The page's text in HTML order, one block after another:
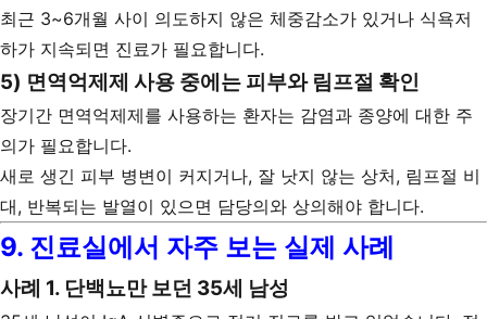
최근 3~6개월 사이 의도하지 않은 체중감소가 있거나 식욕저
하가 지속되면 진료가 필요합니다.
5) 면역억제제 사용 중에는 피부와 림프절 확인
장기간 면역억제제를 사용하는 환자는 감염과 종양에 대한 주
의가 필요합니다.
새로 생긴 피부 병변이 커지거나, 잘 낫지 않는 상처, 림프절 비
대, 반복되는 발열이 있으면 담당의와 상의해야 합니다.
9. 진료실에서 자주 보는 실제 사례
사례 1. 단백뇨만 보던 35세 남성